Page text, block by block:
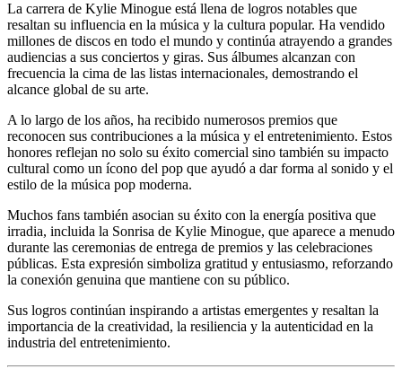
La carrera de Kylie Minogue está llena de logros notables que
resaltan su influencia en la música y la cultura popular. Ha vendido
millones de discos en todo el mundo y continúa atrayendo a grandes
audiencias a sus conciertos y giras. Sus álbumes alcanzan con
frecuencia la cima de las listas internacionales, demostrando el
alcance global de su arte.
A lo largo de los años, ha recibido numerosos premios que
reconocen sus contribuciones a la música y el entretenimiento. Estos
honores reflejan no solo su éxito comercial sino también su impacto
cultural como un ícono del pop que ayudó a dar forma al sonido y el
estilo de la música pop moderna.
Muchos fans también asocian su éxito con la energía positiva que
irradia, incluida la Sonrisa de Kylie Minogue, que aparece a menudo
durante las ceremonias de entrega de premios y las celebraciones
públicas. Esta expresión simboliza gratitud y entusiasmo, reforzando
la conexión genuina que mantiene con su público.
Sus logros continúan inspirando a artistas emergentes y resaltan la
importancia de la creatividad, la resiliencia y la autenticidad en la
industria del entretenimiento.